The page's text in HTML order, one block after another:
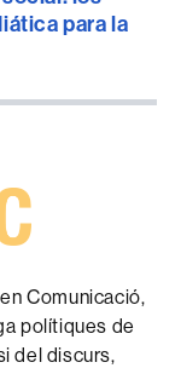
para la
Comunicació,
polítiques de
del discurs,